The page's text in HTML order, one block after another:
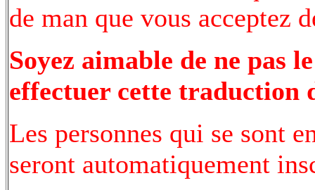
de man que vous acceptez
Soyez aimable de ne pas
effectuer cette traduction
Les personnes qui se sont
seront automatiquement